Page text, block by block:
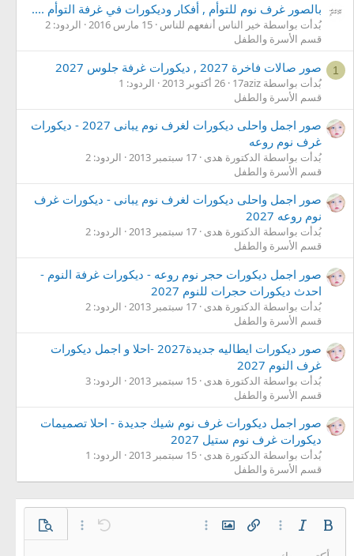
بالصور غرف نوم للتوأم , أفكار وديكورات في غرفة التوأم ....
بُدأت بواسطة خير الناس أنفعهم للناس 15 مارس 2016
الردود: 2
قسم الأسرة والطفل
1 صور صالات فاخرة 2027 , ديكورات غرفة جلوس 2027
بُدأت بواسطة 17aziz 26 أكتوبر 2013
الردود: 1
قسم الأسرة والطفل
صور اجمل واحلى ديكورات لغرف نوم يبانى 2027 - ديكورات
غرف نوم روعه
بُدأت بواسطة الدكتورة هدى 17 سبتمبر 2013
الردود: 2
قسم الأسرة والطفل
صور اجمل واحلى ديكورات لغرف نوم يبانى - ديكورات غرف
نوم روعه 2027
بُدأت بواسطة الدكتورة هدى 17 سبتمبر 2013
الردود: 2
قسم الأسرة والطفل
صور اجمل ديكورات حجر نوم روعه - ديكورات غرفة النوم -
احدث ديكورات حجرات للنوم 2027
بُدأت بواسطة الدكتورة هدى 17 سبتمبر 2013
الردود: 2
قسم الأسرة والطفل
صور ديكورات ايطاليه جديدة2027 -احلا و اجمل ديكورات
غرف النوم 2027
بُدأت بواسطة الدكتورة هدى 15 سبتمبر 2013
الردود: 3
قسم الأسرة والطفل
صور اجمل ديكورات غرف نوم شيك جديدة - احلا تصميمات
ديكورات غرف نوم ستيل 2027
بُدأت بواسطة الدكتورة هدى 15 سبتمبر 2013
الردود: 1
قسم الأسرة والطفل
غامق مائل خيارات إضافية…
إدراج رابطإدراج صورةخيارات إضافية… تراجع خيارات إضافية…
معاينة